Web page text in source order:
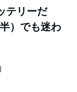
テリーだ
）でも迷わ